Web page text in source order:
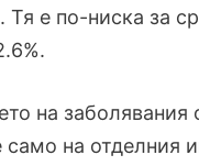
Тя е по-ниска за
на заболявания
само на отделния